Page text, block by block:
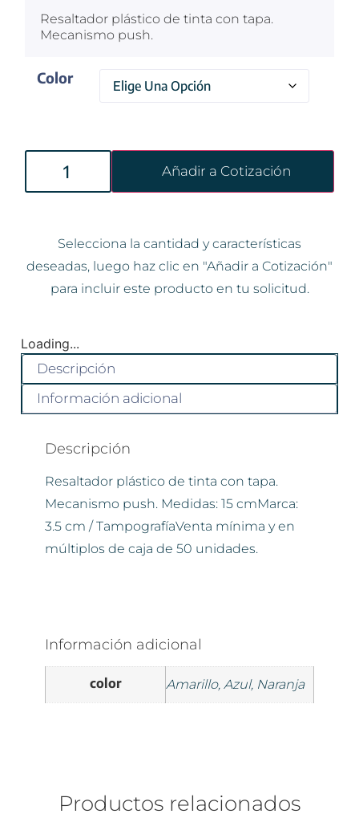
Resaltador plástico de tinta con tapa.
Mecanismo push.
Color
Añadir a Cotización
Selecciona la cantidad y características
deseadas, luego haz clic en "Añadir a Cotización"
para incluir este producto en tu solicitud.
Loading...
Descripción
Información adicional
Descripción
Resaltador plástico de tinta con tapa.
Mecanismo push. Medidas: 15 cmMarca:
3.5 cm / TampografíaVenta mínima y en
múltiplos de caja de 50 unidades.
Información adicional
color Amarillo, Azul, Naranja
Productos relacionados